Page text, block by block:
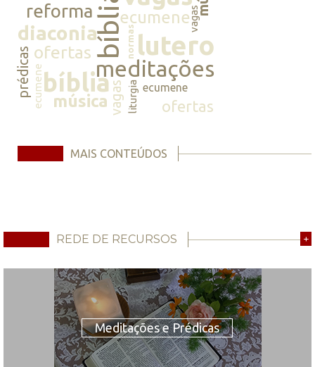
bíblia
reforma
diaconia
ecumenevagas
prédicas ofertas normaslutero
meditações
ecumenebíblia
músicavagasliturgia ecumene
ofertas
MAIS CONTEÚDOS
REDE DE RECURSOS +
Meditações e Prédicas